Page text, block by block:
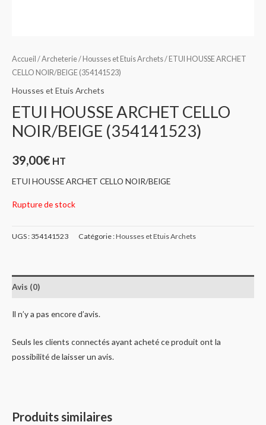
Accueil /Archeterie/ Housses et Etuis Archets/ ETUI HOUSSE ARCHET
CELLO NOIR/BEIGE (354141523)
Housses et Etuis Archets
ETUI HOUSSE ARCHET CELLO
NOIR/BEIGE (354141523)
39,00€ HT
ETUI HOUSSE ARCHET CELLO NOIR/BEIGE
Rupture de stock
UGS : 354141523 Catégorie :Housses et Etuis Archets
Avis (0)
Il n’y a pas encore d’avis.
Seuls les clients connectés ayant acheté ce produit ont la
possibilité de laisser un avis.
Produits similaires